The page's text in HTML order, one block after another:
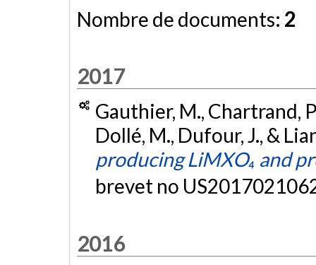
Nombre de documents: 2
2017
Gauthier, M., Chartrand,
Dollé, M., Dufour, J., &
producing LiMXO₄ and
brevet no
2016